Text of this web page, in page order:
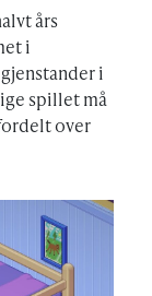
års
i
i
spillet må
over